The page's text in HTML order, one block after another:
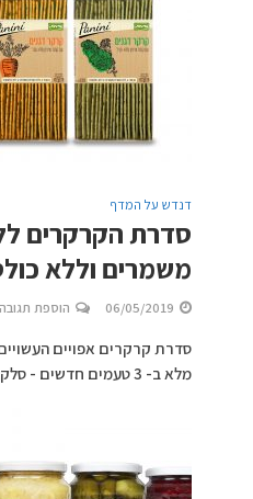
דנדש על המדף
סדרת הקרקרים
משמרים וללא
06/05/2019 הוספת תגובה
סדרת קרקרים אפויים
מלא ב- 3 טעמים חדשים - סלק, גזר וקייל.